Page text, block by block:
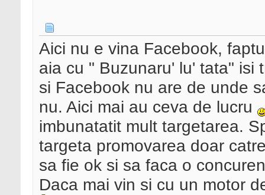
Aici nu e vina Facebook,
aia cu " Buzunaru' lu' tata" isi
si Facebook nu are de unde
nu. Aici mai au ceva de lucru
imbunatatit mult targetarea.
targeta promovarea doar
sa fie ok si sa faca o
Daca mai vin si cu un motor